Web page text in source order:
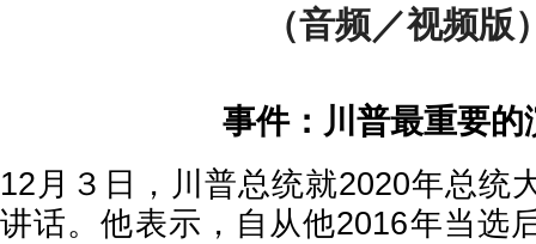
（音频／视频版
事件：川普最重要的
12月３日，川普总统就2020年总统
讲话。他表示，自从他2016年当选